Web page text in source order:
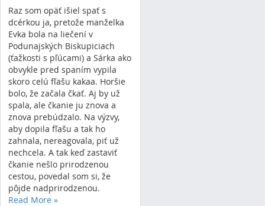
Raz som opäť išiel spať s
dcérkou ja, pretože manželka
Evka bola na liečení v
Podunajských Biskupiciach
(ťažkosti s pľúcami) a Sárka ako
obvykle pred spaním vypila
skoro celú fľašu kakaa. Horšie
bolo, že začala čkať. Aj by už
spala, ale čkanie ju znova a
znova prebúdzalo. Na výzvy,
aby dopila fľašu a tak ho
zahnala, nereagovala, piť už
nechcela. A tak keď zastaviť
čkanie nešlo prirodzenou
cestou, povedal som si, že
pôjde nadprirodzenou.
Read More »